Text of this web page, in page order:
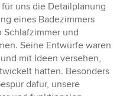
uns die Detailplanung
eines Badezimmers
und
Seine Entwürfe waren
mit Ideen versehen,
hätten. Besonders
dafür, unsere